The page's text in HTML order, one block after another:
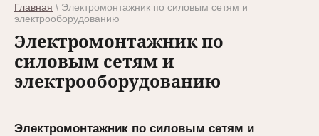
Главная \ Электромонтажник по силовым сетям и
электрооборудованию
Электромонтажник по
силовым сетям и
электрооборудованию
Электромонтажник по силовым сетям и